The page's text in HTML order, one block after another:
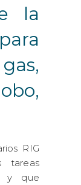
la
RIG
tareas
y que